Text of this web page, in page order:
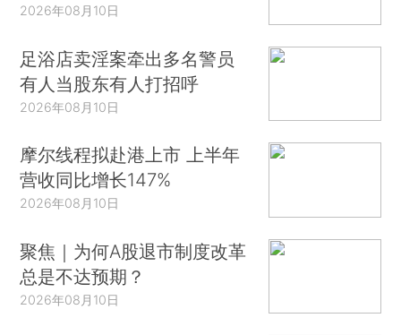
2026年08月10日
足浴店卖淫案牵出多名警员
有人当股东有人打招呼
2026年08月10日
摩尔线程拟赴港上市 上半年
营收同比增长147%
2026年08月10日
聚焦｜为何A股退市制度改革
总是不达预期？
2026年08月10日